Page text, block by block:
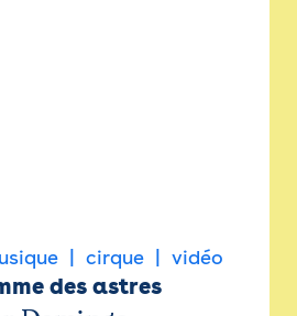
cirque vidéo
des astres